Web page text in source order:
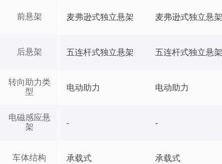
前悬架
后悬架
转向助力类
型
电磁感应悬
架
车体结构
麦弗逊式独立悬架 麦弗逊式独立悬
五连杆式独立悬架 五连杆式独立悬
电动助力 电动助力
- -
承载式 承载式